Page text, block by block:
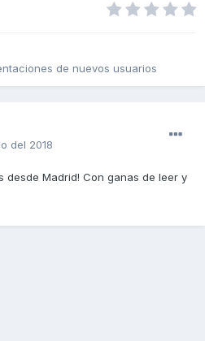
de nuevos usuarios
del 2018
desde Madrid! Con ganas de leer y